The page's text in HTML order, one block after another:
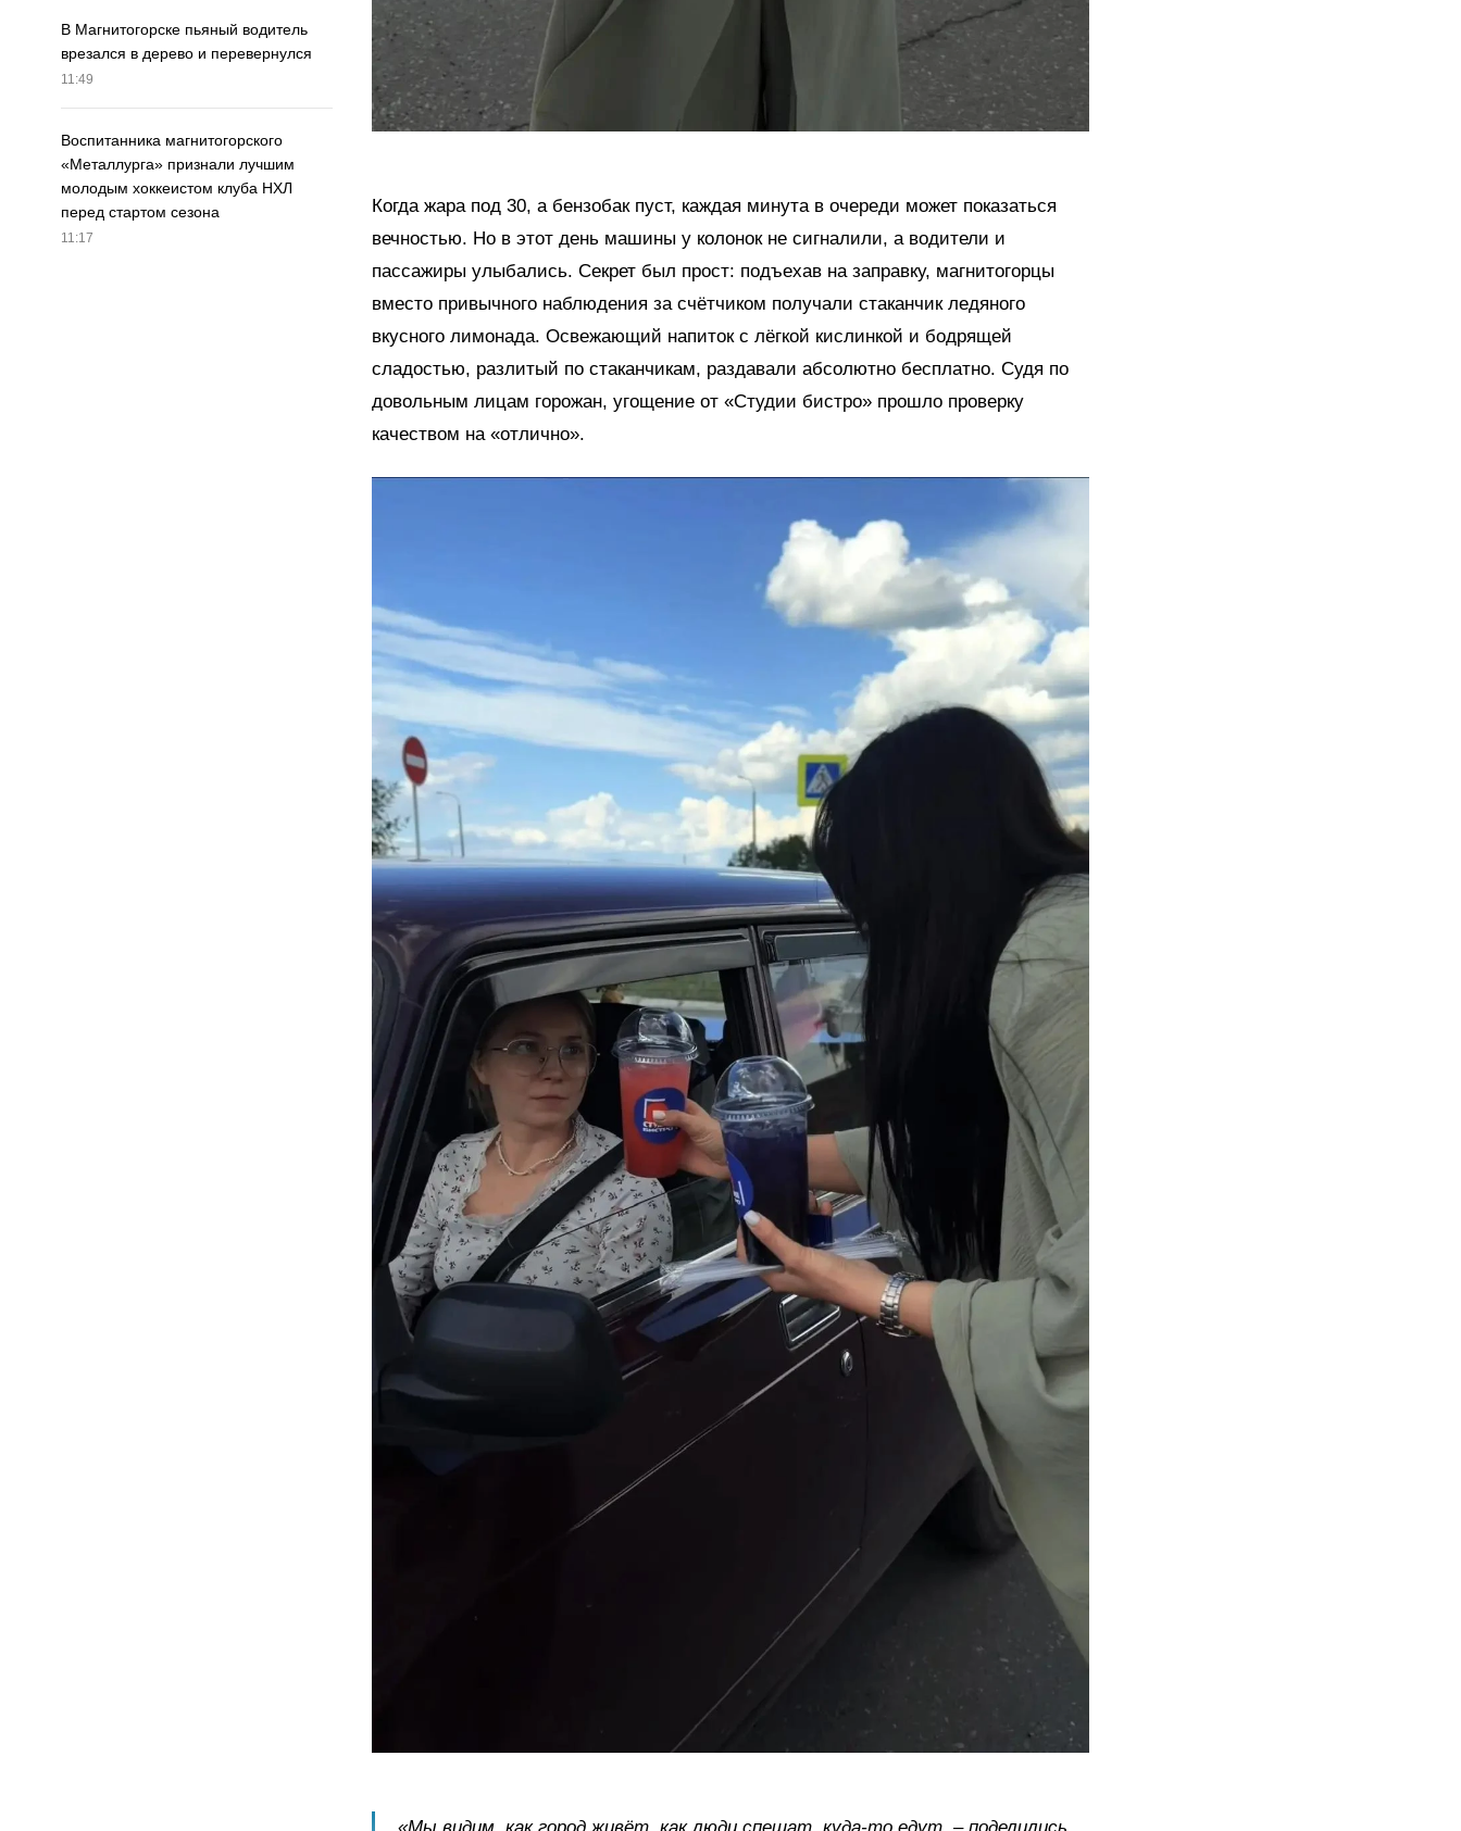
В Магнитогорске пьяный водитель
врезался в дерево и перевернулся
11:49
Воспитанника магнитогорского
«Металлурга» признали лучшим
молодым хоккеистом клуба НХЛ
перед стартом сезона
11:17
Когда жара под 30, а бензобак пуст, каждая минута в очереди может показаться
вечностью. Но в этот день машины у колонок не сигналили, а водители и
пассажиры улыбались. Секрет был прост: подъехав на заправку, магнитогорцы
вместо привычного наблюдения за счётчиком получали стаканчик ледяного
вкусного лимонада. Освежающий напиток с лёгкой кислинкой и бодрящей
сладостью, разлитый по стаканчикам, раздавали абсолютно бесплатно. Судя по
довольным лицам горожан, угощение от «Студии бистро» прошло проверку
качеством на «отлично».
«Мы видим, как город живёт, как люди спешат, куда-то едут, – поделились